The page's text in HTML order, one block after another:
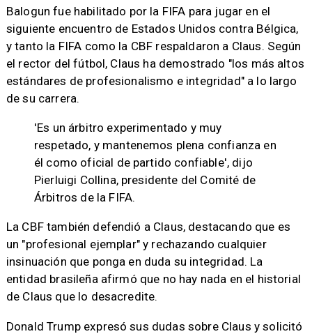
Balogun fue habilitado por la FIFA para jugar en el
siguiente encuentro de Estados Unidos contra Bélgica,
y tanto la FIFA como la CBF respaldaron a Claus. Según
el rector del fútbol, Claus ha demostrado "los más altos
estándares de profesionalismo e integridad" a lo largo
de su carrera.
'Es un árbitro experimentado y muy
respetado, y mantenemos plena confianza en
él como oficial de partido confiable', dijo
Pierluigi Collina, presidente del Comité de
Árbitros de la FIFA.
La CBF también defendió a Claus, destacando que es
un "profesional ejemplar" y rechazando cualquier
insinuación que ponga en duda su integridad. La
entidad brasileña afirmó que no hay nada en el historial
de Claus que lo desacredite.
Donald Trump expresó sus dudas sobre Claus y solicitó